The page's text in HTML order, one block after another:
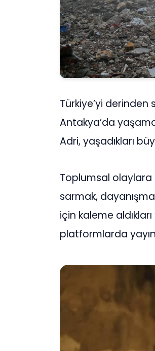
Türkiye’yi
Antakya’da
Adri, yaşadıkları
Toplumsal olaylara
sarmak,
için kaleme
platformlarda